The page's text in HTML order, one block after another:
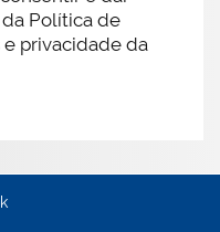
Política de
privacidade da